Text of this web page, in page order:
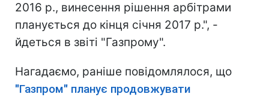
2016 р., винесення рішення арбітрами
планується до кінця січня 2017 р.", -
йдеться в звіті "Газпрому".
Нагадаємо, раніше повідомлялося, що
"Газпром" планує продовжувати